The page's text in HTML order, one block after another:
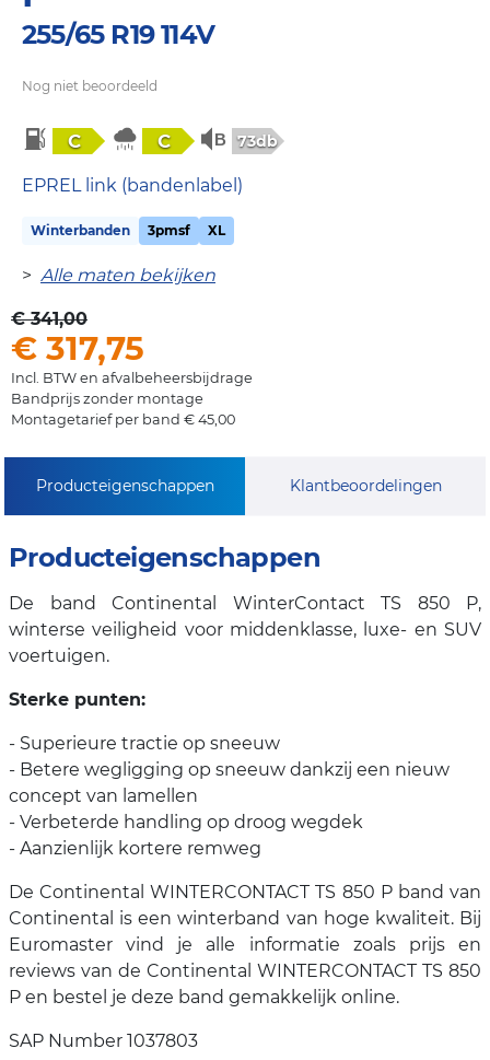
255/65 R19 114V
Nog niet beoordeeld
C C 73db
EPREL link (bandenlabel)
Winterbanden 3pmsf XL
> Alle maten bekijken
€ 341,00
€ 317,75
Incl. BTW en afvalbeheersbijdrage
Bandprijs zonder montage
Montagetarief per band € 45,00
Producteigenschappen Klantbeoordelingen
Producteigenschappen
De band Continental WinterContact TS 850 P,
winterse veiligheid voor middenklasse, luxe- en SUV
voertuigen.
Sterke punten:
- Superieure tractie op sneeuw
- Betere wegligging op sneeuw dankzij een nieuw
concept van lamellen
- Verbeterde handling op droog wegdek
- Aanzienlijk kortere remweg
De Continental WINTERCONTACT TS 850 P band van
Continental is een winterband van hoge kwaliteit. Bij
Euromaster vind je alle informatie zoals prijs en
reviews van de Continental WINTERCONTACT TS 850
P en bestel je deze band gemakkelijk online.
SAP Number 1037803